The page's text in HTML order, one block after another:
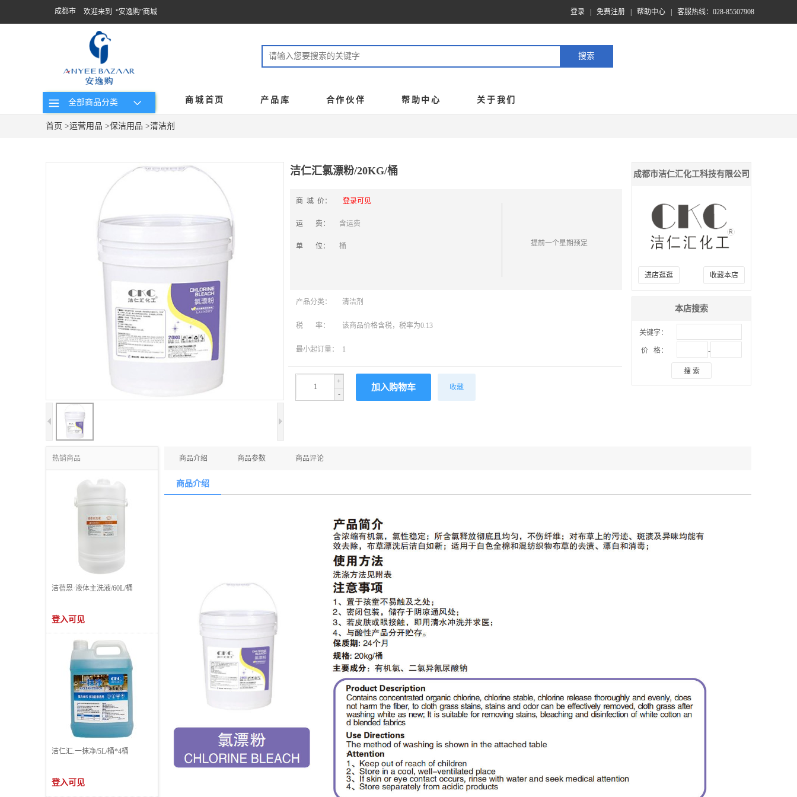
成都市 欢迎来到 “安逸购”商城 登录 免费注册 帮助中心 客服热线：028-85507908
全部商品分类 商城首页 产品库 合作伙伴 帮助中心 关于我们
首页 >运营用品 >保洁用品 >清洁剂
洁仁汇氯漂粉/20KG/桶
商 城 价： 登录可见
运 费： 含运费
单 位： 桶 提前一个星期预定
产品分类： 清洁剂
税 率： 该商品价格含税，税率为0.13
最小起订量： 1
-
+
收藏
成都市洁仁汇化工科技有限公司
进店逛逛 收藏本店
本店搜索
关键字：
价 格： -
搜 索
热销商品
洁蓓恩·液体主洗液/60L/桶
登入可见
洁仁汇.一抹净/5L/桶*4桶
登入可见
商品介绍 商品参数 商品评论
商品介绍